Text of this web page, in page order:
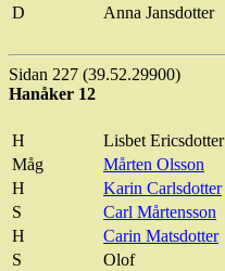
D
Anna Jansdotter
Sidan 227 (39.52.29900)
Hanåker 12
H LisbetEricsdotter
Måg
Mårten Olsson
H
Karin Carlsdotter
S
Carl Mårtensson
H
Carin Matsdotter
S
Olof